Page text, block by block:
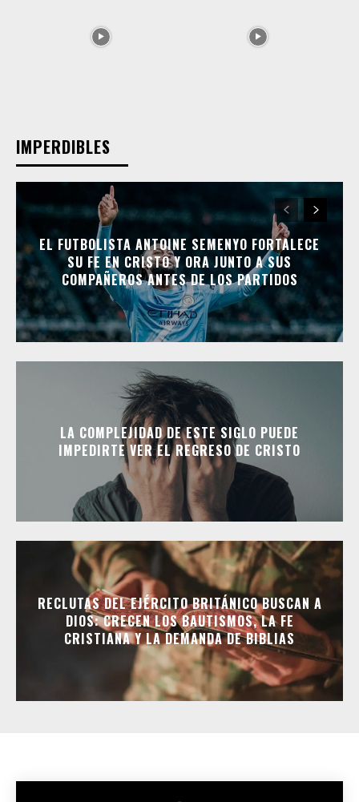
IMPERDIBLES
EL FUTBOLISTA ANTOINE SEMENYO FORTALECE
SU FE EN CRISTO Y ORA JUNTO A SUS
COMPAÑEROS ANTES DE LOS PARTIDOS
LA COMPLEJIDAD DE ESTE SIGLO PUEDE
IMPEDIRTE VER EL REGRESO DE CRISTO
RECLUTAS DEL EJÉRCITO BRITÁNICO BUSCAN A
DIOS: CRECEN LOS BAUTISMOS, LA FE
CRISTIANA Y LA DEMANDA DE BIBLIAS